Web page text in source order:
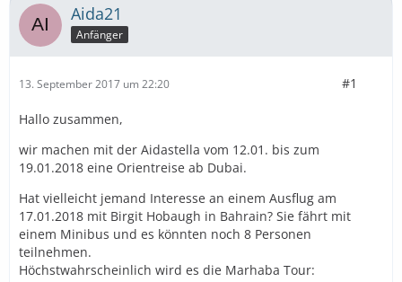
Aida21
Anfänger
13. September 2017 um 22:20 #1
Hallo zusammen,
wir machen mit der Aidastella vom 12.01. bis zum
19.01.2018 eine Orientreise ab Dubai.
Hat vielleicht jemand Interesse an einem Ausflug am
17.01.2018 mit Birgit Hobaugh in Bahrain? Sie fährt mit
einem Minibus und es könnten noch 8 Personen
teilnehmen.
Höchstwahrscheinlich wird es die Marhaba Tour: